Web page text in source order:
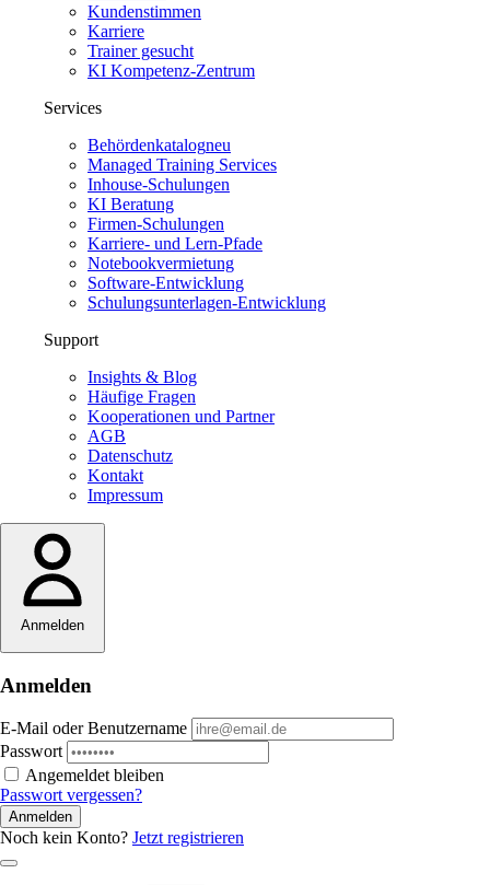
Kundenstimmen
Karriere
Trainer gesucht
KI Kompetenz-Zentrum
Services
Behördenkatalogneu
Managed Training Services
Inhouse-Schulungen
KI Beratung
Firmen-Schulungen
Karriere- und Lern-Pfade
Notebookvermietung
Software-Entwicklung
Schulungsunterlagen-Entwicklung
Support
Insights & Blog
Häufige Fragen
Kooperationen und Partner
AGB
Datenschutz
Kontakt
Impressum
Anmelden
Anmelden
E-Mail oder Benutzername
Passwort
Angemeldet bleiben
Passwort vergessen?
Anmelden
Noch kein Konto? Jetzt registrieren